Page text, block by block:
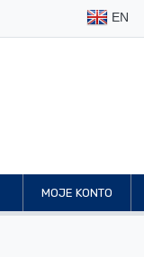
EN
MOJE KONTO